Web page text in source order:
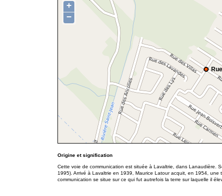
+
−
Origine et signification
Cette voie de communication est située à Lavaltrie, dans Lanaudière.
1995). Arrivé à Lavaltrie en 1939, Maurice Latour acquit, en 1954,
communication se situe sur ce qui fut autrefois la terre sur laquelle il